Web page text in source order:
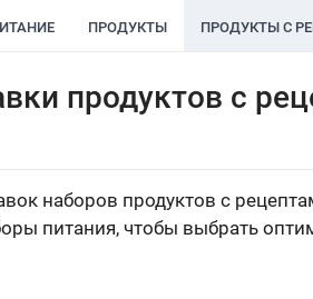
ПРОДУКТЫ ПРОДУКТЫ С
продуктов с
наборов продуктов с
питания, чтобы выбрать